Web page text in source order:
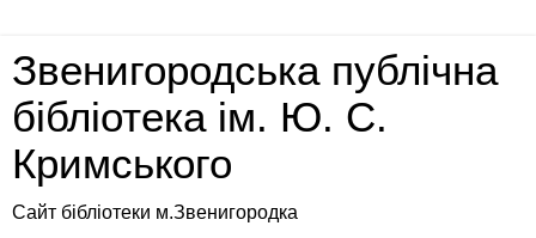
Звенигородська публічна
бібліотека ім. Ю. С.
Кримського
Сайт бібліотеки м.Звенигородка